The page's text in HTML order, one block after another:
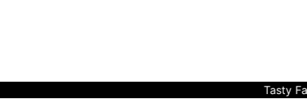
Tasty Fast